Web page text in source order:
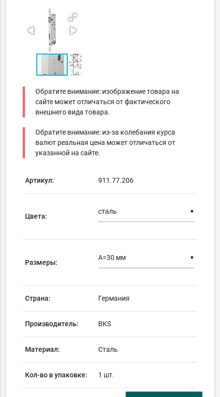
Обратите внимание: изображение товара на
сайте может отличаться от фактического
внешнего вида товара.
Обратите внимание: из-за колебания курса
валют реальная цена может отличаться от
указанной на сайте.
Артикул: 911.77.206
Цвета:
▼
Размеры:
▼
Страна: Германия
Производитель: BKS
Материал: Сталь
Кол-во в упаковке: 1 шт.